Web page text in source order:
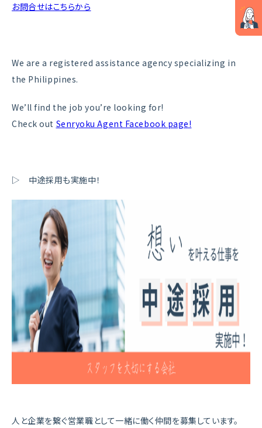
お問合せはこちらから
We are a registered assistance agency specializing in
the Philippines.
We’ll find the job you’re looking for!
Check out Senryoku Agent Facebook page!
▷ 中途採用も実施中！
人と企業を繋ぐ営業職として一緒に働く仲間を募集しています。